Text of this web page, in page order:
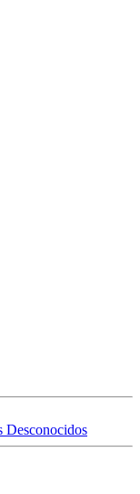
Desconocidos